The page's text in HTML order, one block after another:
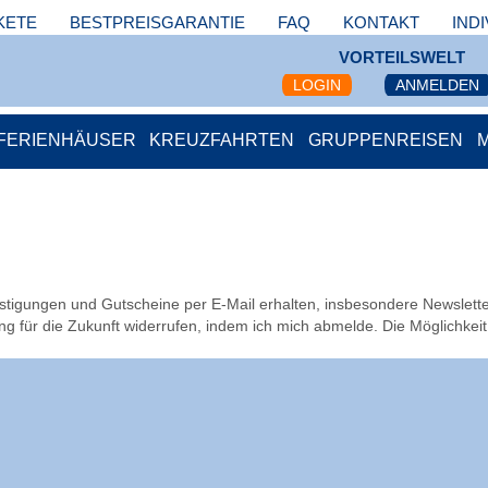
KONTAKT
FAQ
BESTPREISGARANTIE
VORTEILSWELT
LOGIN ANMELDEN
KREUZFAHRTEN GRUPPENREISEN
und Gutscheine per E-Mail erhalten, insbesondere
für die Zukunft widerrufen, indem ich mich abmelde. Die